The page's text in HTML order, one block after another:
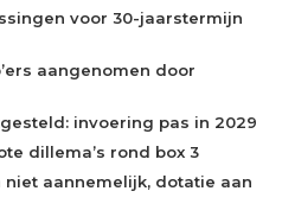
voor 30-jaarstermijn
aangenomen door
invoering pas in 2029
dillema’s rond box 3
aannemelijk, dotatie aan